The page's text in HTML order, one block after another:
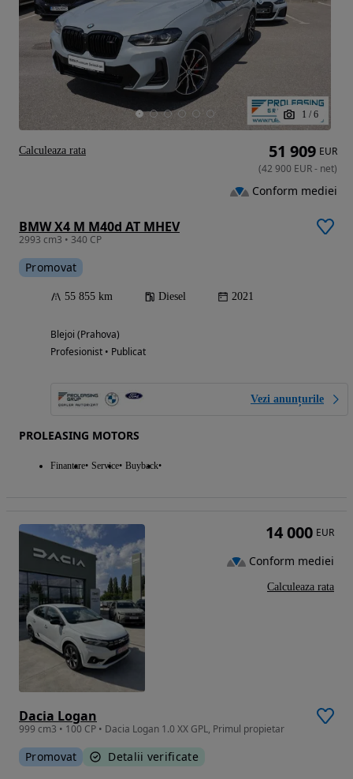
1 / 6
BMW X4 M M40d AT MHEV
2993 cm3 • 340 CP
Promovat
55 855 km Diesel 2021
Blejoi (Prahova)
Profesionist • Publicat
Vezi anunțurile
PROLEASING MOTORS
Finantare Service Buyback
51 909 EUR
(42 900 EUR- net)
Conform mediei
Calculeaza rata
Dacia Logan
999 cm3 • 100 CP • Dacia Logan 1.0 XX GPL, Primul propietar
Promovat Detalii verificate
14 000 EUR
Conform mediei
Calculeaza rata